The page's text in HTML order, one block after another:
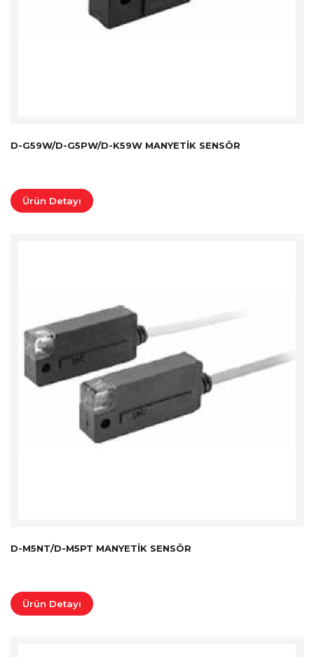
D-G59W/D-G5PW/D-K59W MANYETIK SENSÖR
Ürün Detayı
D-M5NT/D-M5PT MANYETIK SENSÖR
Ürün Detayı